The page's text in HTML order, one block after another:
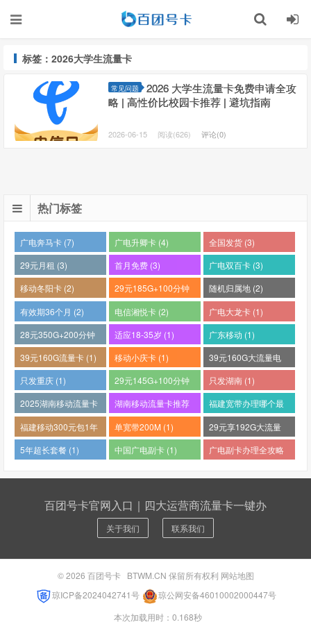
标签：2026大学生流量卡
常见问题
2026 大学生流量卡免费申请全攻
略 | 高性价比校园卡推荐 | 避坑指南
2026-06-15 阅读(626) 评论(0)
热门标签
广电奔马卡 (7) 广电升卿卡 (4)
全国发货 (3)
29元月租 (3)
首月免费 (3)
广电双百卡 (3)
移动冬阳卡 (2)
29元185G+100分钟
(2)
随机归属地 (2)
有效期36个月 (2)
电信湘悦卡 (2)
广电大龙卡 (1)
28元350G+200分钟
(1)
适应18-35岁 (1)
广东移动 (1)
39元160G流量卡 (1)
移动小庆卡 (1)
39元160G大流量电
话卡 (1)
只发重庆 (1)
29元145G+100分钟
(1)
只发湖南 (1)
2025湖南移动流量卡
哪个好 (1)
湖南移动流量卡推荐
(1)
福建宽带办理哪个最
便宜 (1)
福建移动300元包1年
(1)
单宽带200M (1)
29元享192G大流量
(1)
5年超长套餐 (1) 中国广电副卡 (1)
广电副卡办理全攻略
百团号卡官网入口｜四大运营商流量卡一键办
关于我们 联系我们
© 2026 百团号卡BTWM.CN 保留所有权利 网站地图
琼ICP备2024042741号
琼公网安备46010002000447号
本次加载用时：0.168秒